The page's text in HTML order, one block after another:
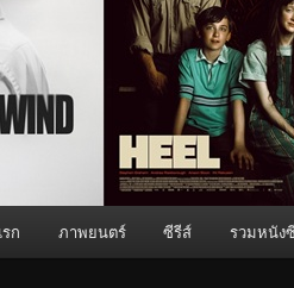
ก ภาพยนตร์ ซีรีส์ รวมหนัง